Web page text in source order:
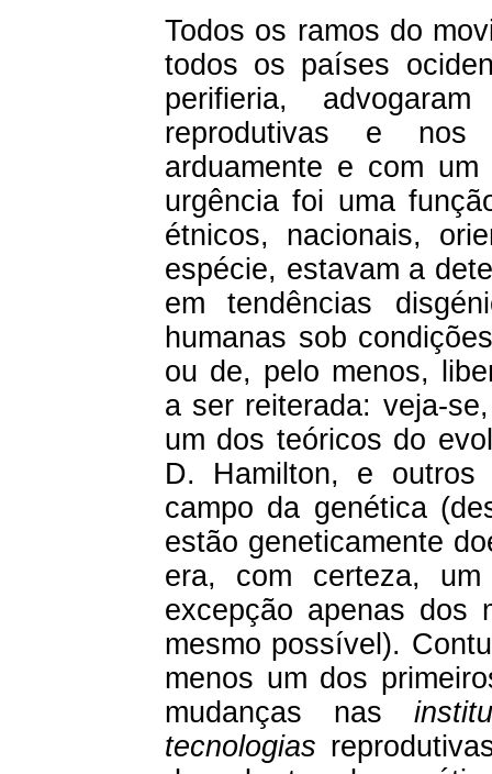
Todos os ramos do
todos os países
perifieria,
reprodutivas e nos
arduamente e com
urgência foi uma
étnicos, nacionais,
espécie, estavam a
em tendências
humanas sob
ou de, pelo menos,
a ser reiterada: veja-
um dos teóricos do
D. Hamilton, e outros
campo da genética
estão geneticamente
era, com certeza,
excepção apenas dos
mesmo possível).
menos um dos
mudanças nas
tecnologias